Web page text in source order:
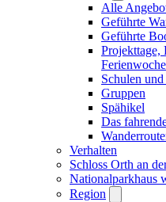
Alle
Geführte
Geführte
Projekttage,
Schulen
Gruppen
Spähikel
Das
Verhalten
Schloss Orth an
Nationalparkhaus
Region